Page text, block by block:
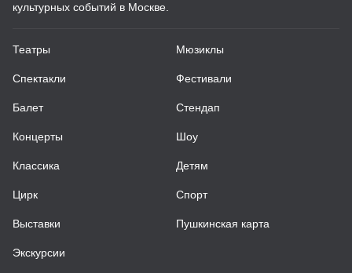
культурных событий в Москве.
Театры
Спектакли
Балет
Концерты
Классика
Цирк
Выставки
Экскурсии
Мюзиклы
Фестивали
Стендап
Шоу
Детям
Спорт
Пушкинская карта